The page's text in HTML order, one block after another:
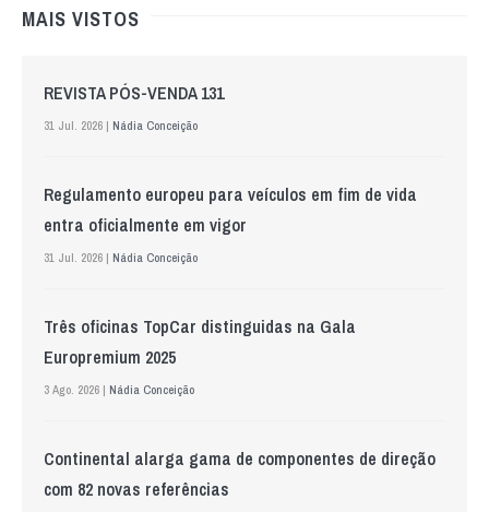
MAIS VISTOS
REVISTA PÓS-VENDA 131
31 Jul. 2026 | Nádia Conceição
Regulamento europeu para veículos em fim de vida
entra oficialmente em vigor
31 Jul. 2026 | Nádia Conceição
Três oficinas TopCar distinguidas na Gala
Europremium 2025
3 Ago. 2026 | Nádia Conceição
Continental alarga gama de componentes de direção
com 82 novas referências